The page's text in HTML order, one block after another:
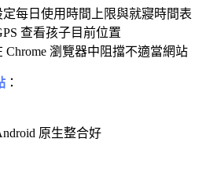
每日使用時間上限與就寢時間表
查看孩子目前位置
Chrome 瀏覽器中阻擋不適當網站
：
原生整合好